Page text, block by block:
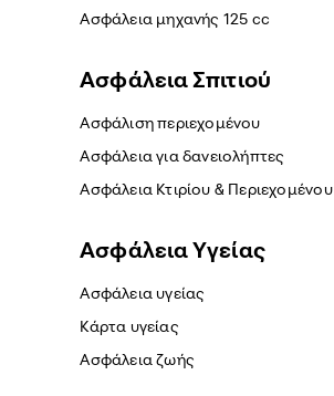
Ασφάλεια μηχανής 125 cc
Ασφάλεια Σπιτιού
Ασφάλιση περιεχομένου
Ασφάλεια για δανειολήπτες
Ασφάλεια Κτιρίου & Περιεχομένου
Ασφάλεια Yγείας
Ασφάλεια υγείας
Κάρτα υγείας
Ασφάλεια ζωής